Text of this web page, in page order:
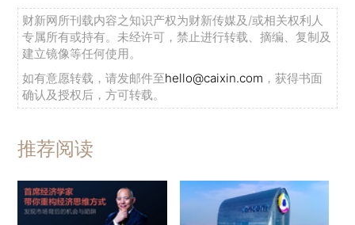
财新网所刊载内容之知识产权为财新传媒及/或相关权利人
专属所有或持有。未经许可，禁止进行转载、摘编、复制及
建立镜像等任何使用。
如有意愿转载，请发邮件至hello@caixin.com ，获得书面
确认及授权后，方可转载。
推荐阅读